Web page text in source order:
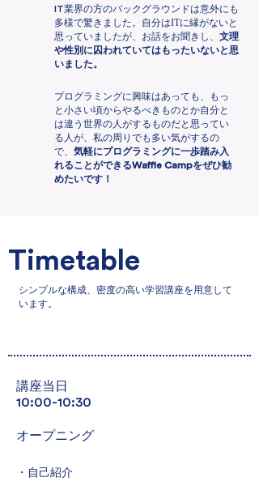
IT業界の方のバックグラウンドは意外にも
多様で驚きました。自分はITに縁がないと
思っていましたが、お話をお聞きし、 文理
や性別に囚われていてはもったいないと思
いました。
プログラミングに興味はあっても、もっ
と小さい頃からやるべきものとか自分と
は違う世界の人がするものだと思ってい
る人が、私の周りでも多い気がするの
で、 気軽にプログラミングに一歩踏み入
れることができるWaffle Campをぜひ勧
めたいです！
Timetable
シンプルな構成、密度の高い学習講座を用意して
います。
​講座当日
10:00-10:30
​オープニング
・自己紹介